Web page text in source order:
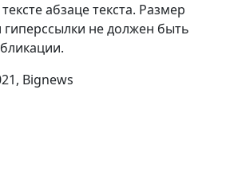
абзаце текста. Размер
не должен быть
Bignews